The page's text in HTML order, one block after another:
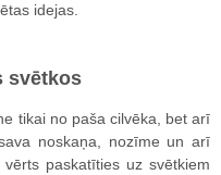
idejas.
svētkos
tikai no paša cilvēka, bet arī
noskaņa, nozīme un arī
paskatīties uz svētkiem